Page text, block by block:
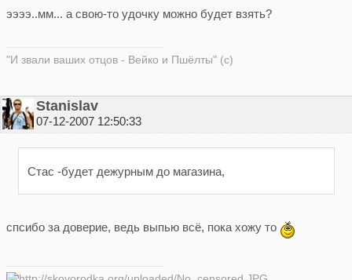
ээээ..мм... а свою-то удочку можно будет взять?
"И звали ваших отцов - Вейко и Пшёлты" (с)
Stanislav
07-12-2007 12:50:33
Стас -будет дежурным до магазина,
спсибо за доверие, ведь выпью всё, пока хожу то